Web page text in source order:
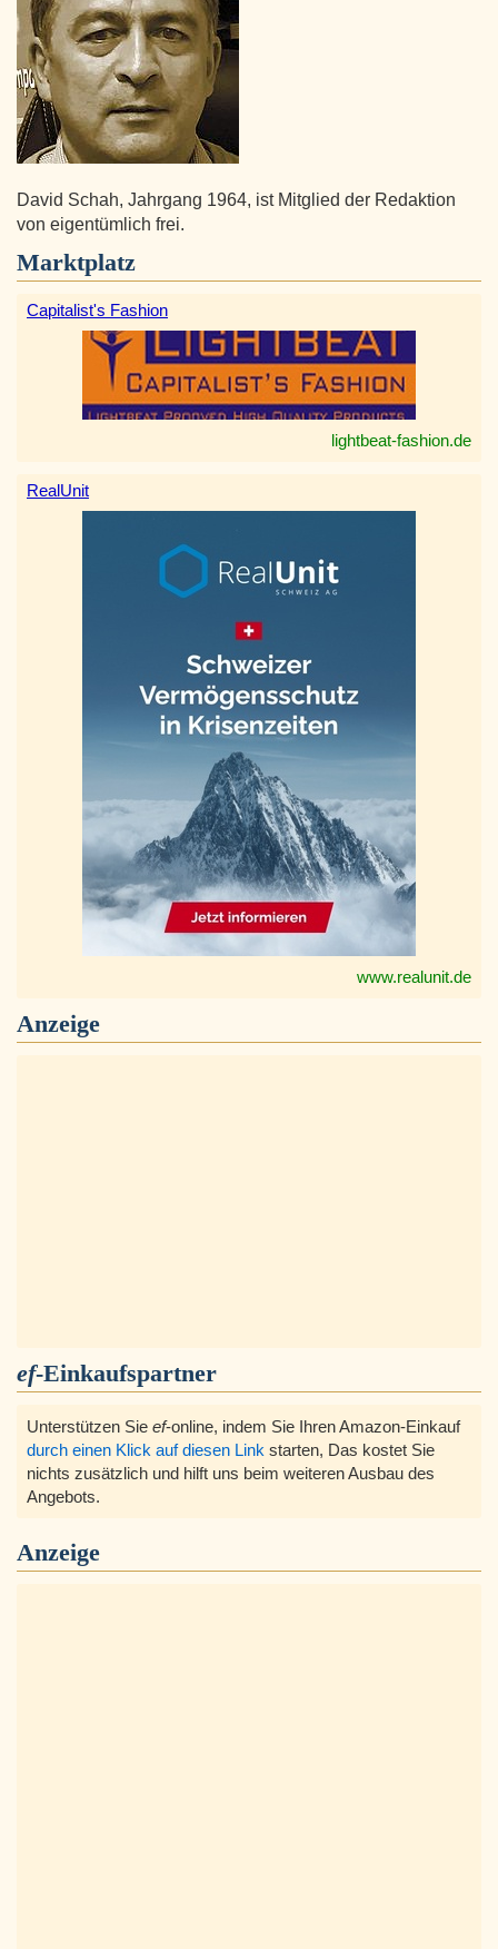
David Schah, Jahrgang 1964, ist Mitglied der Redaktion
von eigentümlich frei.
Marktplatz
Capitalist's Fashion
lightbeat-fashion.de
RealUnit
www.realunit.de
Anzeige
ef-Einkaufspartner
Unterstützen Sie ef-online, indem Sie Ihren Amazon-Einkauf
durch einen Klick auf diesen Link starten, Das kostet Sie
nichts zusätzlich und hilft uns beim weiteren Ausbau des
Angebots.
Anzeige